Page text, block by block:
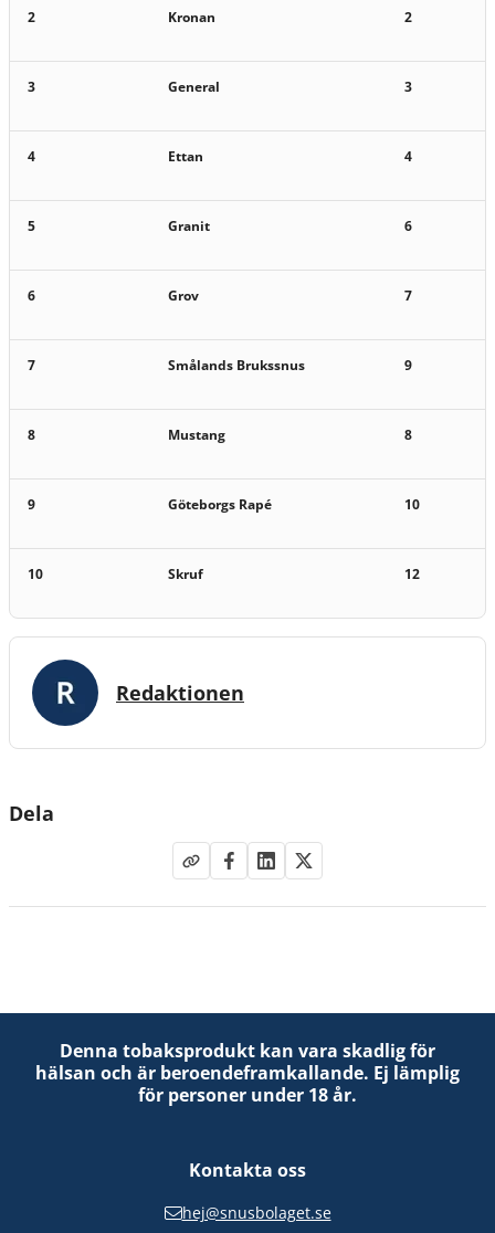
2 Kronan 2
3 General 3
4 Ettan 4
5 Granit 6
6 Grov 7
7 Smålands Brukssnus 9
8 Mustang 8
9 Göteborgs Rapé 10
10 Skruf 12
Redaktionen
Dela
Denna tobaksprodukt kan vara skadlig för
hälsan och är beroendeframkallande. Ej lämplig
för personer under 18 år.
Kontakta oss
hej@snusbolaget.se